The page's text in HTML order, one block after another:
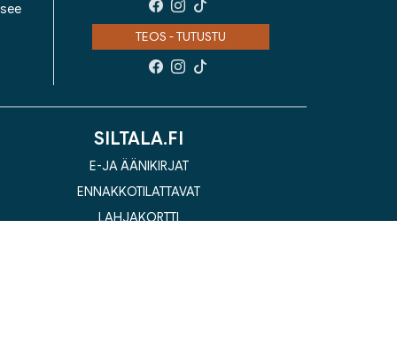
TEOS - TUTUSTU
SILTALA.FI
E-JA ÄÄNIKIRJAT
ENNAKKOTILATTAVAT
LAHJAKORTTI